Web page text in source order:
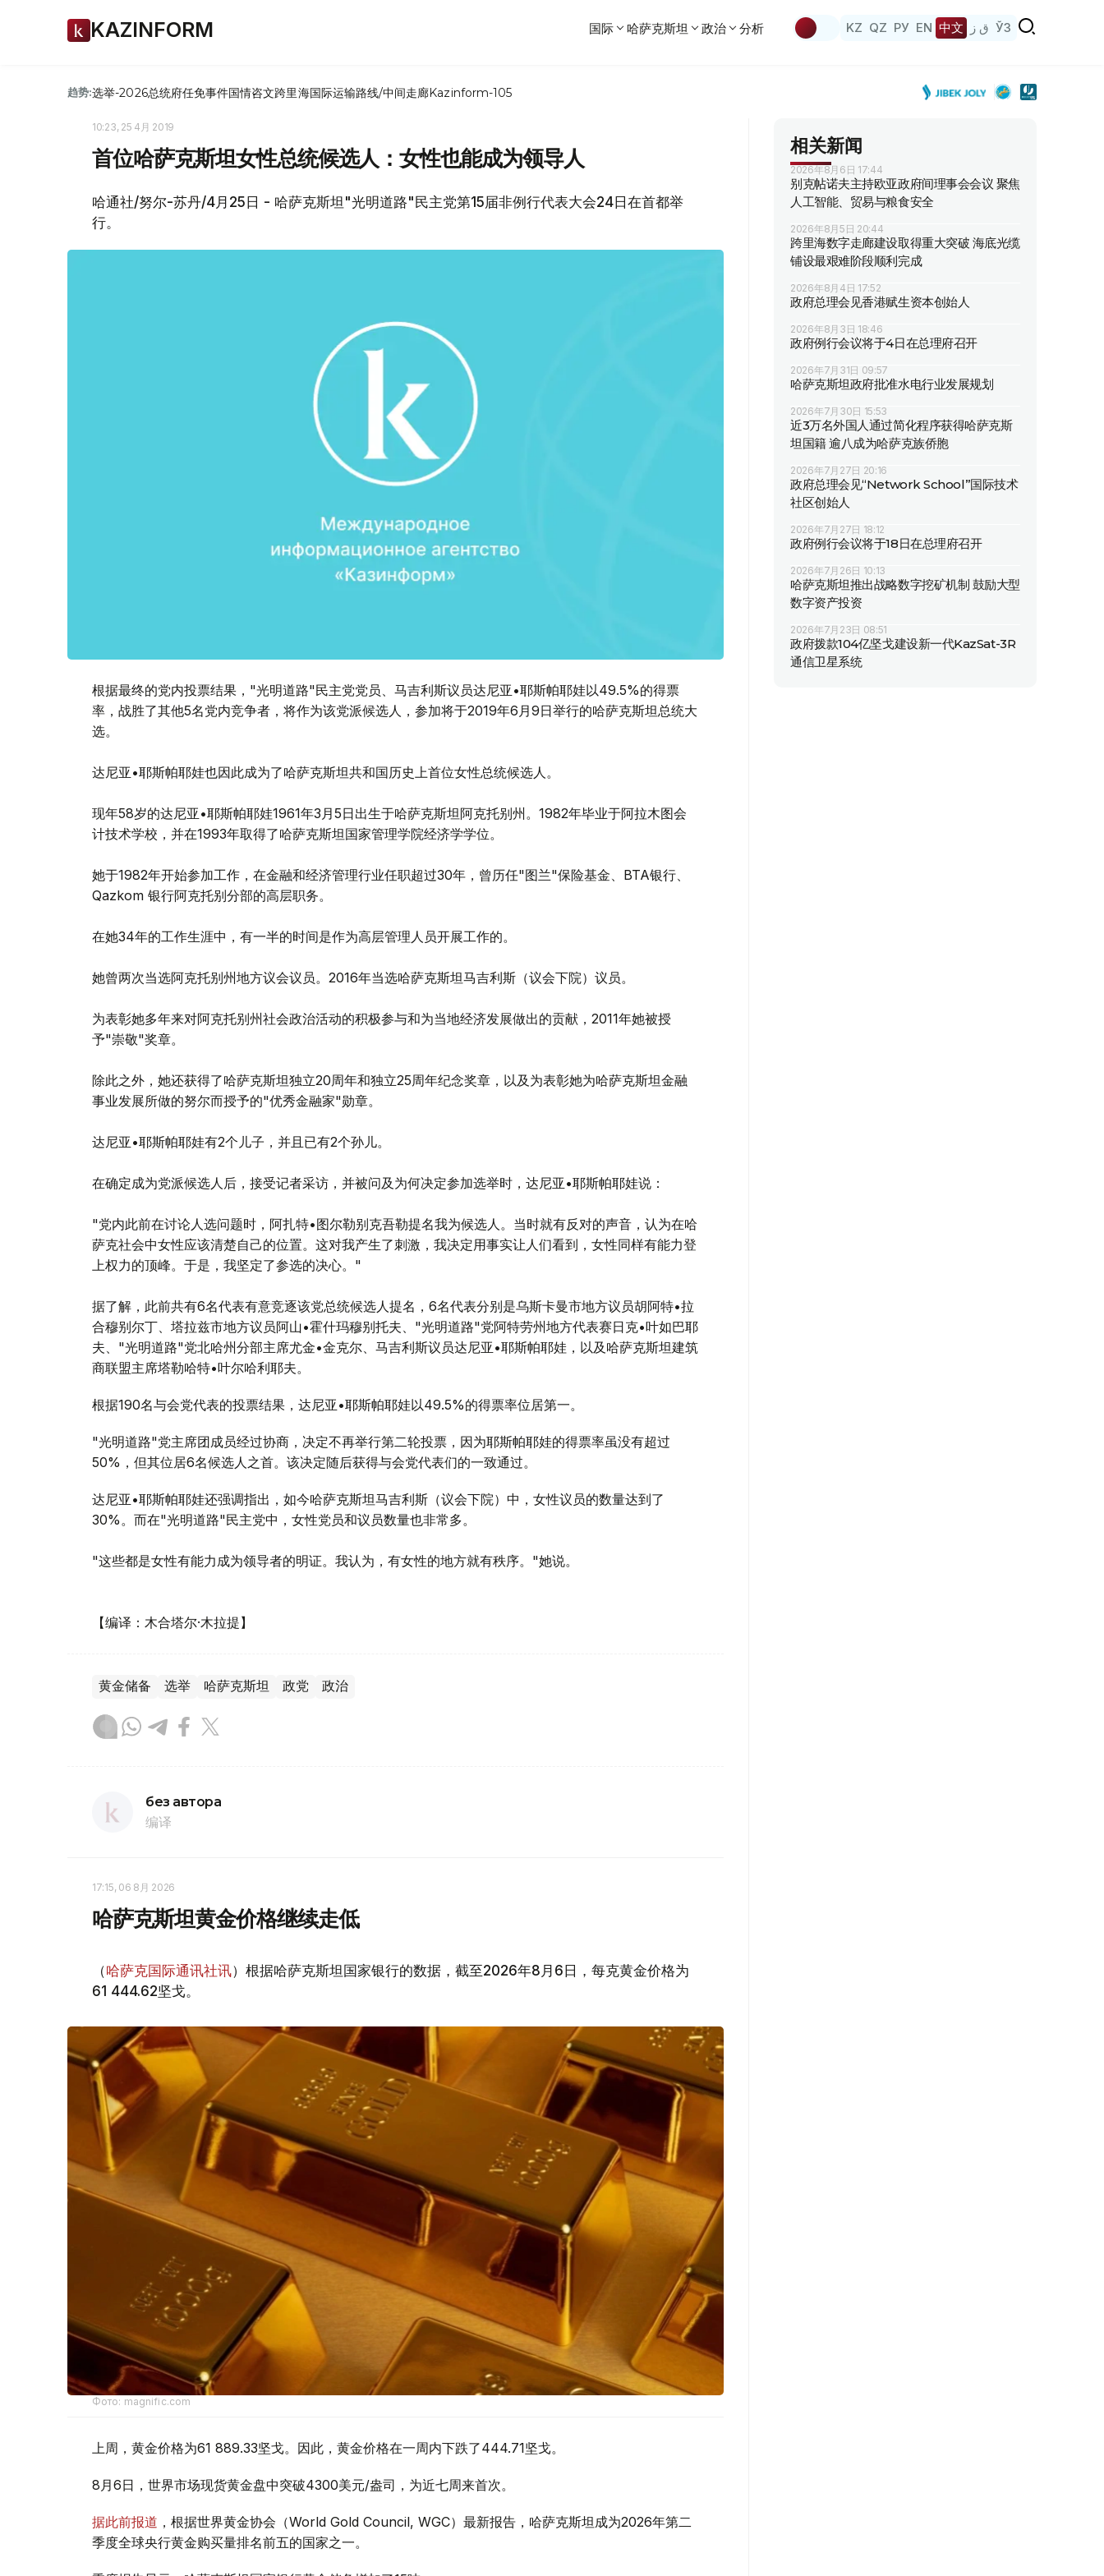
KAZINFORM 国际 哈萨克斯坦 政治 分析 KZ QZ РУ EN 中文 ق ز ЎЗ
趋势:选举-2026总统府任免事件国情咨文跨里海国际运输路线/中间走廊Kazinform-105
10:23, 25 4月 2019
首位哈萨克斯坦女性总统候选人：女性也能成为领导人
哈通社/努尔-苏丹/4月25日 - 哈萨克斯坦"光明道路"民主党第15届非例行代表大会24日在首都举
行。
根据最终的党内投票结果，"光明道路"民主党党员、马吉利斯议员达尼亚•耶斯帕耶娃以49.5%的得票
率，战胜了其他5名党内竞争者，将作为该党派候选人，参加将于2019年6月9日举行的哈萨克斯坦总统大
选。
达尼亚•耶斯帕耶娃也因此成为了哈萨克斯坦共和国历史上首位女性总统候选人。
现年58岁的达尼亚•耶斯帕耶娃1961年3月5日出生于哈萨克斯坦阿克托别州。1982年毕业于阿拉木图会
计技术学校，并在1993年取得了哈萨克斯坦国家管理学院经济学学位。
她于1982年开始参加工作，在金融和经济管理行业任职超过30年，曾历任"图兰"保险基金、BTA银行、
Qazkom 银行阿克托别分部的高层职务。
在她34年的工作生涯中，有一半的时间是作为高层管理人员开展工作的。
她曾两次当选阿克托别州地方议会议员。2016年当选哈萨克斯坦马吉利斯（议会下院）议员。
为表彰她多年来对阿克托别州社会政治活动的积极参与和为当地经济发展做出的贡献，2011年她被授
予"崇敬"奖章。
除此之外，她还获得了哈萨克斯坦独立20周年和独立25周年纪念奖章，以及为表彰她为哈萨克斯坦金融
事业发展所做的努尔而授予的"优秀金融家"勋章。
达尼亚•耶斯帕耶娃有2个儿子，并且已有2个孙儿。
在确定成为党派候选人后，接受记者采访，并被问及为何决定参加选举时，达尼亚•耶斯帕耶娃说：
"党内此前在讨论人选问题时，阿扎特•图尔勒别克吾勒提名我为候选人。当时就有反对的声音，认为在哈
萨克社会中女性应该清楚自己的位置。这对我产生了刺激，我决定用事实让人们看到，女性同样有能力登
上权力的顶峰。于是，我坚定了参选的决心。"
据了解，此前共有6名代表有意竞逐该党总统候选人提名，6名代表分别是乌斯卡曼市地方议员胡阿特•拉
合穆别尔丁、塔拉兹市地方议员阿山•霍什玛穆别托夫、"光明道路"党阿特劳州地方代表赛日克•叶如巴耶
夫、"光明道路"党北哈州分部主席尤金•金克尔、马吉利斯议员达尼亚•耶斯帕耶娃，以及哈萨克斯坦建筑
商联盟主席塔勒哈特•叶尔哈利耶夫。
根据190名与会党代表的投票结果，达尼亚•耶斯帕耶娃以49.5%的得票率位居第一。
"光明道路"党主席团成员经过协商，决定不再举行第二轮投票，因为耶斯帕耶娃的得票率虽没有超过
50%，但其位居6名候选人之首。该决定随后获得与会党代表们的一致通过。
达尼亚•耶斯帕耶娃还强调指出，如今哈萨克斯坦马吉利斯（议会下院）中，女性议员的数量达到了
30%。而在"光明道路"民主党中，女性党员和议员数量也非常多。
"这些都是女性有能力成为领导者的明证。我认为，有女性的地方就有秩序。"她说。
【编译：木合塔尔·木拉提】
黄金储备 选举 哈萨克斯坦 政党 政治
без автора
编译
17:15, 06 8月 2026
哈萨克斯坦黄金价格继续走低
（哈萨克国际通讯社讯）根据哈萨克斯坦国家银行的数据，截至2026年8月6日，每克黄金价格为
61 444.62坚戈。
Фото: magnific.com
上周，黄金价格为61 889.33坚戈。因此，黄金价格在一周内下跌了444.71坚戈。
8月6日，世界市场现货黄金盘中突破4300美元/盎司，为近七周来首次。
据此前报道 ，根据世界黄金协会（World Gold Council, WGC）最新报告，哈萨克斯坦成为2026年第二
季度全球央行黄金购买量排名前五的国家之一。
相关新闻
2026年8月6日 17:44
别克帖诺夫主持欧亚政府间理事会会议 聚焦
人工智能、贸易与粮食安全
2026年8月5日 20:44
跨里海数字走廊建设取得重大突破 海底光缆
铺设最艰难阶段顺利完成
2026年8月4日 17:52
政府总理会见香港赋生资本创始人
2026年8月3日 18:46
政府例行会议将于4日在总理府召开
2026年7月31日 09:57
哈萨克斯坦政府批准水电行业发展规划
2026年7月30日 15:53
近3万名外国人通过简化程序获得哈萨克斯
坦国籍 逾八成为哈萨克族侨胞
2026年7月27日 20:16
政府总理会见“Network School”国际技术
社区创始人
2026年7月27日 18:12
政府例行会议将于18日在总理府召开
2026年7月26日 10:13
哈萨克斯坦推出战略数字挖矿机制 鼓励大型
数字资产投资
2026年7月23日 08:51
政府拨款104亿坚戈建设新一代KazSat-3R
通信卫星系统